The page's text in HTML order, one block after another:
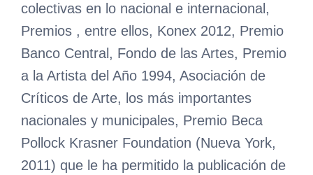
colectivas en lo nacional e internacional,
Premios , entre ellos, Konex 2012, Premio
Banco Central, Fondo de las Artes, Premio
a la Artista del Año 1994, Asociación de
Críticos de Arte, los más importantes
nacionales y municipales, Premio Beca
Pollock Krasner Foundation (Nueva York,
2011) que le ha permitido la publicación de